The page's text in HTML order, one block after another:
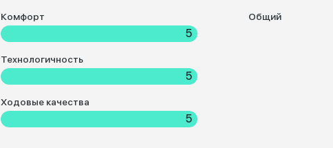
Комфорт
5
Технологичность
5
Ходовые качества
5
Общий